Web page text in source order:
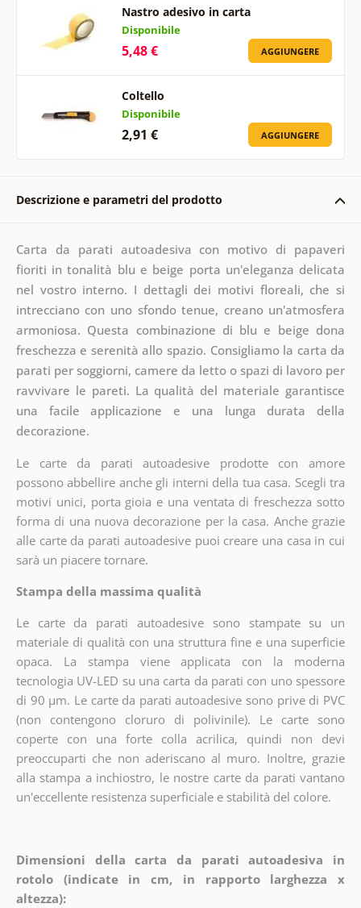
Nastro adesivo in carta
Disponibile
5,48 € AGGIUNGERE
Coltello
Disponibile
2,91 € AGGIUNGERE
Descrizione e parametri del prodotto
Carta da parati autoadesiva con motivo di papaveri
fioriti in tonalità blu e beige porta un'eleganza delicata
nel vostro interno. I dettagli dei motivi floreali, che si
intrecciano con uno sfondo tenue, creano un'atmosfera
armoniosa. Questa combinazione di blu e beige dona
freschezza e serenità allo spazio. Consigliamo la carta da
parati per soggiorni, camere da letto o spazi di lavoro per
ravvivare le pareti. La qualità del materiale garantisce
una facile applicazione e una lunga durata della
decorazione.
Le carte da parati autoadesive prodotte con amore
possono abbellire anche gli interni della tua casa. Scegli tra
motivi unici, porta gioia e una ventata di freschezza sotto
forma di una nuova decorazione per la casa. Anche grazie
alle carte da parati autoadesive puoi creare una casa in cui
sarà un piacere tornare.
Stampa della massima qualità
Le carte da parati autoadesive sono stampate su un
materiale di qualità con una struttura fine e una superficie
opaca. La stampa viene applicata con la moderna
tecnologia UV-LED su una carta da parati con uno spessore
di 90 µm. Le carte da parati autoadesive sono prive di PVC
(non contengono cloruro di polivinile). Le carte sono
coperte con una forte colla acrilica, quindi non devi
preoccuparti che non aderiscano al muro. Inoltre, grazie
alla stampa a inchiostro, le nostre carte da parati vantano
un'eccellente resistenza superficiale e stabilità del colore.
Dimensioni della carta da parati autoadesiva in
rotolo (indicate in cm, in rapporto larghezza x
altezza):